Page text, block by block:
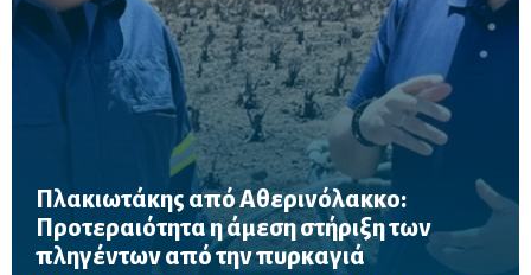
Πλακιωτάκης από Αθερινόλακκο:
Προτεραιότητα η άμεση στήριξη των
πληγέντων από την πυρκαγιά
Μετά την πρόσφατη πυρκαγιά, δρομολογείται η καταγραφή των
ζημιών και η στήριξη κατοίκων και παραγωγών, ενώ η περιοχή